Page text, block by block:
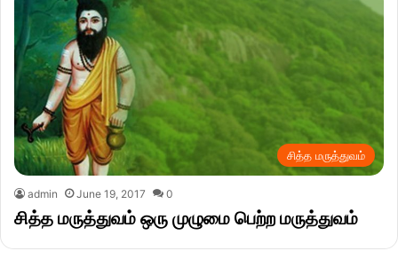
சித்த மருத்துவம்
admin June 19, 2017 0
சித்த மருத்துவம் ஒரு முழுமை பெற்ற மருத்துவம்